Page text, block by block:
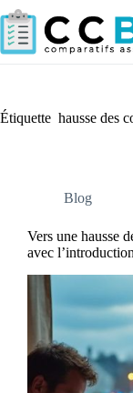
Passer
au
contenu
Étiquette hausse des
Blog
Vers une hausse
avec